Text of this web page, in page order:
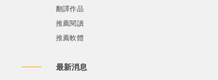
翻譯作品
推薦閱讀
推薦軟體
最新消息